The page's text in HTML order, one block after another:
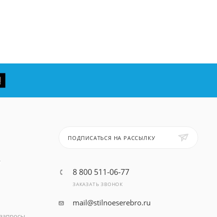
ПОДПИСАТЬСЯ НА РАССЫЛКУ
8 800 511-06-77
ЗАКАЗАТЬ ЗВОНОК
mail@stilnoeserebro.ru